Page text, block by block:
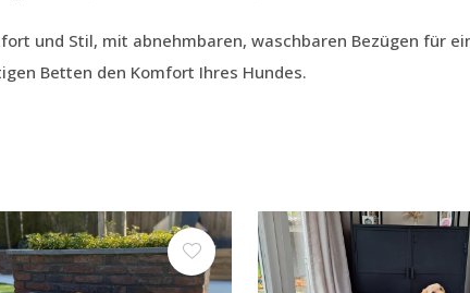
und Stil, mit abnehmbaren, waschbaren Bezügen für
Betten den Komfort Ihres Hundes.